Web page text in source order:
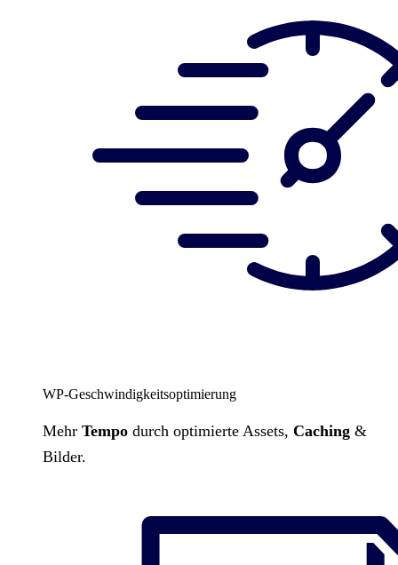
WP-Geschwindigkeitsoptimierung
Mehr Tempo durch optimierte Assets, Caching &
Bilder.